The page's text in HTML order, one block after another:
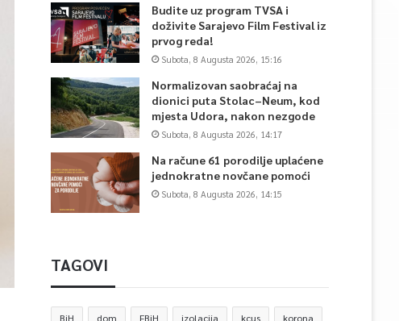
Budite uz program TVSA i
doživite Sarajevo Film Festival iz
prvog reda!
Subota, 8 Augusta 2026, 15:16
Normalizovan saobraćaj na
dionici puta Stolac–Neum, kod
mjesta Udora, nakon nezgode
Subota, 8 Augusta 2026, 14:17
Na račune 61 porodilje uplaćene
jednokratne novčane pomoći
Subota, 8 Augusta 2026, 14:15
TAGOVI
BiH dom FBiH izolacija kcus korona